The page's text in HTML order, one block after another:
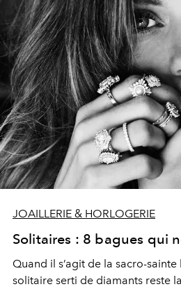
JOAILLERIE & HORLOGERIE
Solitaires : 8 bagues qui
Quand il s’agit de la sacro-
solitaire serti de diamants reste